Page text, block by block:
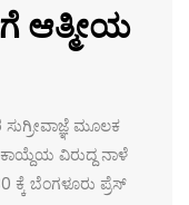
ಆತ್ಮೀಯ
ಸುಗ್ರೀವಾಜ್ಞೆ ಮೂಲಕ
ವಿರುದ್ದ ನಾಳೆ
ಕ್ಕೆ ಬೆಂಗಳೂರು ಪ್ರೆಸ್